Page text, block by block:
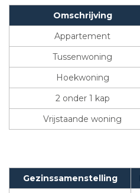
Omschrijving
Appartement
Tussenwoning
Hoekwoning
2 onder 1 kap
Vrijstaande woning
Gezinssamenstelling